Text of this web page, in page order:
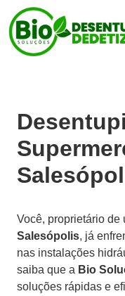
Você, proprietário de
Salesópolis, já
nas instalações
saiba que a Bio
soluções rápidas e